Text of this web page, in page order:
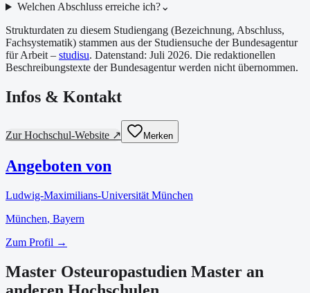
Welchen Abschluss erreiche ich?⌄
Strukturdaten zu diesem Studiengang (Bezeichnung, Abschluss,
Fachsystematik) stammen aus der Studiensuche der Bundesagentur
für Arbeit – studisu. Datenstand: Juli 2026. Die redaktionellen
Beschreibungstexte der Bundesagentur werden nicht übernommen.
Infos & Kontakt
Zur Hochschul-Website ↗ Merken
Angeboten von
Ludwig-Maximilians-Universität München
München, Bayern
Zum Profil →
Master Osteuropastudien Master an